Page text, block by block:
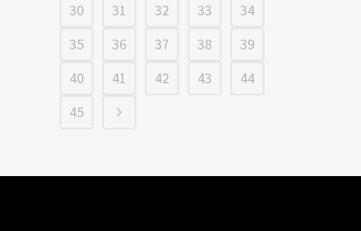
30
31 32 33
34
35
36 37 38
39
40
41 42 43
44
45